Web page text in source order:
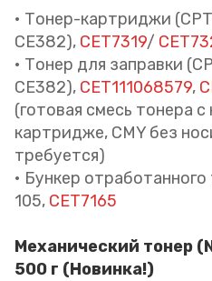
• Тонер-картриджи
CE382), CET7319/
• Тонер для заправки
CE382), CET111068579,
(готовая смесь тонера
картридже, CMY без
требуется)
• Бункер отработанного
105, CET7165
Механический тонер
500 г (Новинка!)